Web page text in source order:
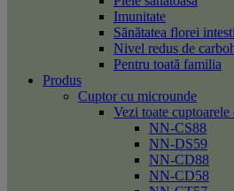
Imunitate
Sănătatea florei
Nivel redus de
Pentru toată familia
Produs
Cuptor cu microunde
Vezi toate
NN-CS88
NN-DS59
NN-CD88
NN-CD58